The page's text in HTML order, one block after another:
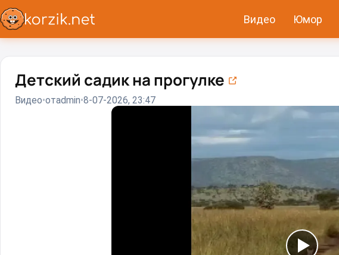
Видео Юмор
Детский садик на прогулке
Видео отadmin 8-07-2026, 23:47